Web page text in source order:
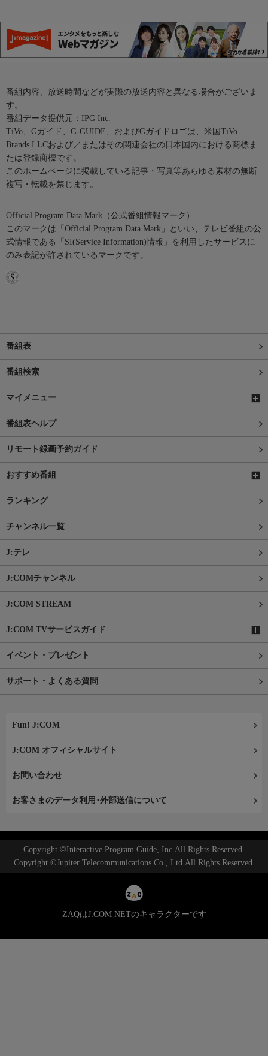
番組内容、放送時間などが実際の放送内容と異なる場合がございま
す。
番組データ提供元：IPG Inc.
TiVo、Gガイド、G-GUIDE、およびGガイドロゴは、米国TiVo
Brands LLCおよび／またはその関連会社の日本国内における商標ま
たは登録商標です。
このホームページに掲載している記事・写真等あらゆる素材の無断
複写・転載を禁じます。
Official Program Data Mark（公式番組情報マーク）
このマークは「Official Program Data Mark」といい、テレビ番組の公
式情報である「SI(Service Information)情報」を利用したサービスに
のみ表記が許されているマークです。
番組表
番組検索
マイメニュー
番組表ヘルプ
リモート録画予約ガイド
おすすめ番組
ランキング
チャンネル一覧
J:テレ
J:COMチャンネル
J:COM STREAM
J:COM TVサービスガイド
イベント・プレゼント
サポート・よくある質問
Fun! J:COM
J:COM オフィシャルサイト
お問い合わせ
お客さまのデータ利用･外部送信について
Copyright ©Interactive Program Guide, Inc.All Rights Reserved.
Copyright ©Jupiter Telecommunications Co., Ltd.All Rights Reserved.
ZAQはJ:COM NETのキャラクターです